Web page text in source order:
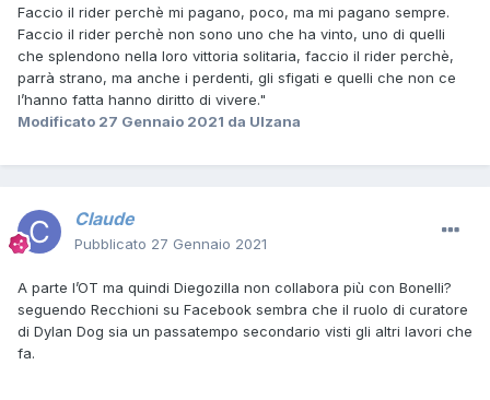
Faccio il rider perchè mi pagano, poco, ma mi pagano sempre.
Faccio il rider perchè non sono uno che ha vinto, uno di quelli
che splendono nella loro vittoria solitaria, faccio il rider perchè,
parrà strano, ma anche i perdenti, gli sfigati e quelli che non ce
l’hanno fatta hanno diritto di vivere."
Modificato 27 Gennaio 2021 da Ulzana
Claude
Pubblicato 27 Gennaio 2021
A parte l’OT ma quindi Diegozilla non collabora più con Bonelli?
seguendo Recchioni su Facebook sembra che il ruolo di curatore
di Dylan Dog sia un passatempo secondario visti gli altri lavori che
fa.